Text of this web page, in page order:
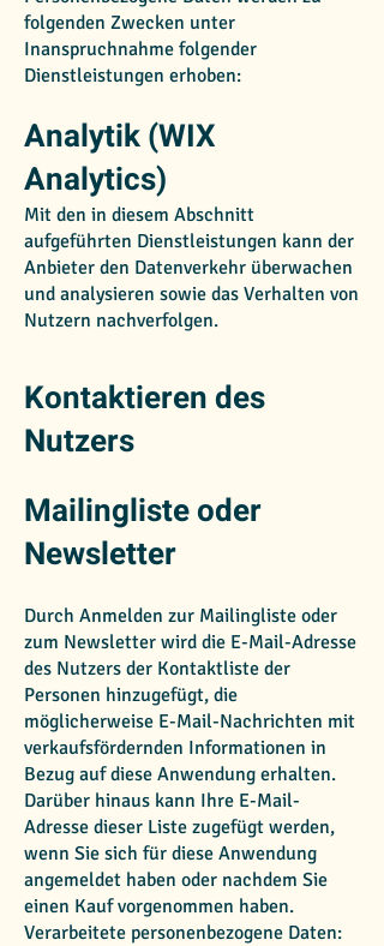
folgenden Zwecken unter
Inanspruchnahme folgender
Dienstleistungen erhoben:
Analytik (WIX
Analytics)
Mit den in diesem Abschnitt
aufgeführten Dienstleistungen kann der
Anbieter den Datenverkehr überwachen
und analysieren sowie das Verhalten von
Nutzern nachverfolgen.
Kontaktieren des
Nutzers
Mailingliste oder
Newsletter
Durch Anmelden zur Mailingliste oder
zum Newsletter wird die E-Mail-Adresse
des Nutzers der Kontaktliste der
Personen hinzugefügt, die
möglicherweise E-Mail-Nachrichten mit
verkaufsfördernden Informationen in
Bezug auf diese Anwendung erhalten.
Darüber hinaus kann Ihre E-Mail-
Adresse dieser Liste zugefügt werden,
wenn Sie sich für diese Anwendung
angemeldet haben oder nachdem Sie
einen Kauf vorgenommen haben.
Verarbeitete personenbezogene Daten: